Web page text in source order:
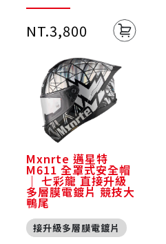
NT.3,800
Mxnrte 邁星特
M611 全罩式安全帽
｜ 七彩龍 直接升級
多層膜電鍍片 競技大
鴨尾
接升級多層膜電鍍片